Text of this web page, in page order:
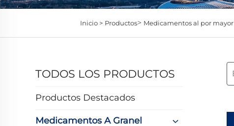
Inicio > Productos> Medicamentos al por mayor
TODOS LOS PRODUCTOS
Productos Destacados
Medicamentos A Granel